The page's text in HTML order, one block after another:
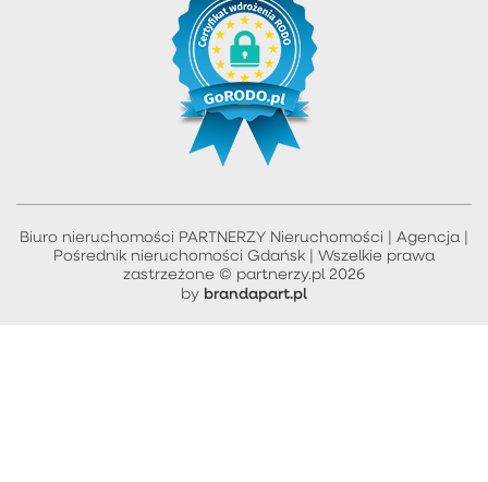
Biuro nieruchomości PARTNERZY Nieruchomości | Agencja |
Pośrednik nieruchomości Gdańsk | Wszelkie prawa
zastrzeżone © partnerzy.pl 2026
by brandapart.pl